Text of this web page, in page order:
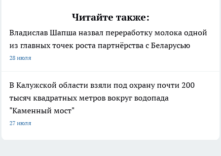
Читайте также:
Владислав Шапша назвал переработку молока одной
из главных точек роста партнёрства с Беларусью
28 июля
В Калужской области взяли под охрану почти 200
тысяч квадратных метров вокруг водопада
"Каменный мост"
27 июля